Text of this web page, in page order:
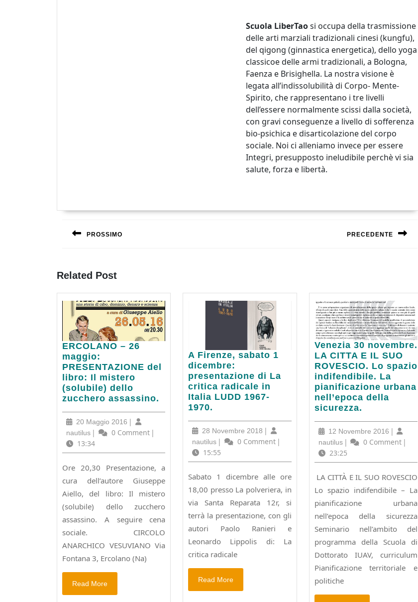
Scuola LiberTaosi occupa della trasmissione
delle arti marziali tradizionali cinesi (kungfu),
del qigong (ginnastica energetica), dello yoga
classicoe delle armi tradizionali, a Bologna,
Faenza e Brisighella. La nostra visione è
legata all’indissolubilità di Corpo- Mente-
Spirito, che rappresentano i tre livelli
dell’essere normalmente scissi dalla società,
con gravi conseguenze a livello di sofferenza
bio-psichica e disarticolazione del corpo
sociale. Noi ci alleniamo invece per essere
Integri, presupposto ineludibile perchè vi sia
salute, forza e libertà.
Navigazione
articoli
PROSSIMO PRECEDENTE
Related Post
ERCOLANO – 26
maggio:
PRESENTAZIONE del
libro: Il mistero
(solubile) dello
zucchero assassino.
ERCOLANO
–
26
maggio:
PRESENTAZIONE
del
Il
mistero
(solubile)
dello
assassino.
20 Maggio 2016 20
Maggio
|
nautilus nautilus
| 0 Comment |
13:34
Ore 20,30 Presentazione, a
cura dell’autore Giuseppe
Aiello, del libro: Il mistero
(solubile) dello zucchero
assassino. A seguire cena
sociale. CIRCOLO
ANARCHICO VESUVIANO Via
Fontana 3, Ercolano (Na)
Read More
A Firenze, sabato 1
dicembre:
presentazione di La
critica radicale in
Italia LUDD 1967-
1970.
A
Firenze,
sabato
1
dicembre:
presentazione
La
critica
radicale
in
LUDD
1967-
1970.
28 Novembre 2018 28
Novembre
|
nautilus nautilus
| 0 Comment |
15:55
Sabato 1 dicembre alle ore
18,00 presso La polveriera, in
via Santa Reparata 12r, si
terrà la presentazione, con gli
autori Paolo Ranieri e
Leonardo Lippolis di: La
critica radicale
Read More
Venezia 30 novembre.
LA CITTA E IL SUO
ROVESCIO. Lo spazio
indifendibile. La
pianificazione urbana
nell’epoca della
sicurezza.
Venezia
30
novembre.
LA
CITTA
E
IL
ROVESCIO.
spazio
indifendibile.
pianificazione
urbana
nell’epoca
della
sicurezza.
12 Novembre 201612
Novembre
|
nautilusnautilus
| 0 Comment |
23:25
LA CITTÀ E IL SUO ROVESCIO
Lo spazio indifendibile – La
pianificazione urbana
nell’epoca della sicurezza
Seminario nell’ambito del
programma della Scuola di
Dottorato IUAV, curriculum
Pianificazione territoriale e
politiche